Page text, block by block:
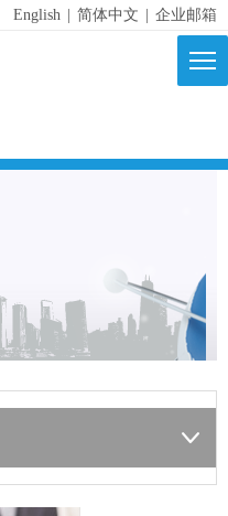
English 简体中文 企业邮箱